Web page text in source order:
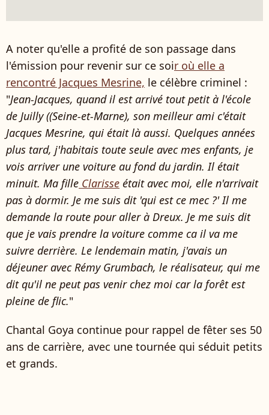
A noter qu'elle a profité de son passage dans
l'émission pour revenir sur ce soir où elle a
rencontré Jacques Mesrine, le célèbre criminel :
"Jean-Jacques, quand il est arrivé tout petit à l'école
de Juilly ((Seine-et-Marne), son meilleur ami c'était
Jacques Mesrine, qui était là aussi. Quelques années
plus tard, j'habitais toute seule avec mes enfants, je
vois arriver une voiture au fond du jardin. Il était
minuit. Ma fille Clarisse était avec moi, elle n'arrivait
pas à dormir. Je me suis dit 'qui est ce mec ?' Il me
demande la route pour aller à Dreux. Je me suis dit
que je vais prendre la voiture comme ca il va me
suivre derrière. Le lendemain matin, j'avais un
déjeuner avec Rémy Grumbach, le réalisateur, qui me
dit qu'il ne peut pas venir chez moi car la forêt est
pleine de flic."
Chantal Goya continue pour rappel de fêter ses 50
ans de carrière, avec une tournée qui séduit petits
et grands.